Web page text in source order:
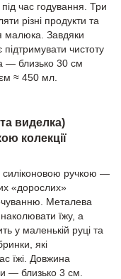
час годування. Три
різні продукти та
малюка. Завдяки
чистоту
— близько 30 см
≈ 450 мл.
виделка)
колекції
силіконовою ручкою —
«дорослих»
Металева
їжу, а
у маленькій руці та
які
їжі. Довжина
— близько 3 см.